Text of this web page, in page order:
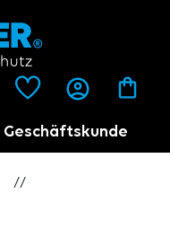
Geschäftskunde
//